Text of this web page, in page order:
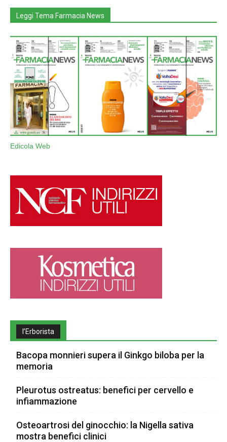
Leggi Tema Farmacia News
Edicola Web
l’Erborista
Bacopa monnieri supera il Ginkgo biloba per la
memoria
Pleurotus ostreatus: benefici per cervello e
infiammazione
Osteoartrosi del ginocchio: la Nigella sativa
mostra benefici clinici